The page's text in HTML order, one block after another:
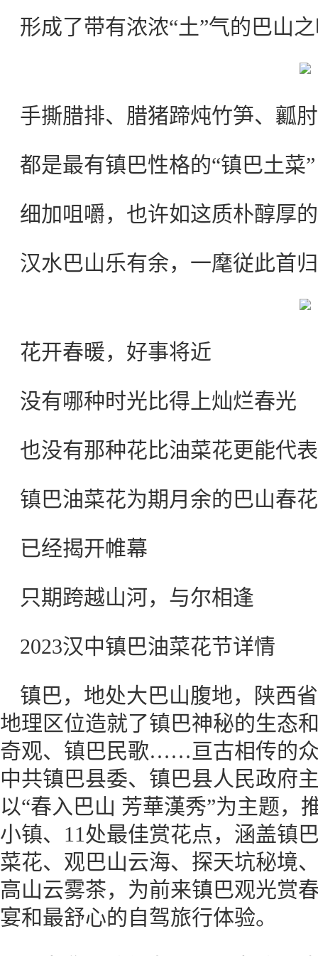
形成了带有浓浓“土”气的巴山
手撕腊排、腊猪蹄炖竹笋、瓤
都是最有镇巴性格的“镇巴土菜”
细加咀嚼，也许如这质朴醇厚
汉水巴山乐有余，一麾従此首
花开春暖，好事将近
没有哪种时光比得上灿烂春光
也没有那种花比油菜花更能代
镇巴油菜花为期月余的巴山春
已经揭开帷幕
只期跨越山河，与尔相逢
2023汉中镇巴油菜花节详情
镇巴，地处大巴山腹地，陕西
地理区位造就了镇巴神秘的生态
奇观、镇巴民歌……亘古相传的
中共镇巴县委、镇巴县人民政府
以“春入巴山 芳華漢秀”为主题，
小镇、11处最佳赏花点，涵盖镇
菜花、观巴山云海、探天坑秘境
高山云雾茶，为前来镇巴观光赏
宴和最舒心的自驾旅行体验。